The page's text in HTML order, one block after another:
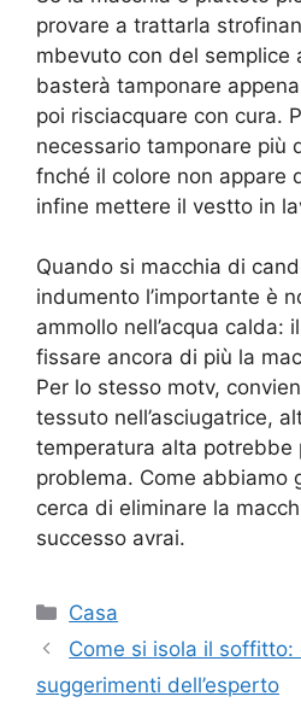
provare a trattarla
mbevuto con del semplice
basterà tamponare
poi risciacquare con cura.
necessario tamponare più
fnché il colore non appare
infine mettere il vestto in
Quando si macchia di
indumento l’importante è
ammollo nell’acqua calda:
fissare ancora di più la
Per lo stesso motv,
tessuto nell’asciugatrice,
temperatura alta potrebbe
problema. Come abbiamo
cerca di eliminare la
successo avrai.
Categorie
Casa
Come si isola il soffitto:
suggerimenti dell’esperto